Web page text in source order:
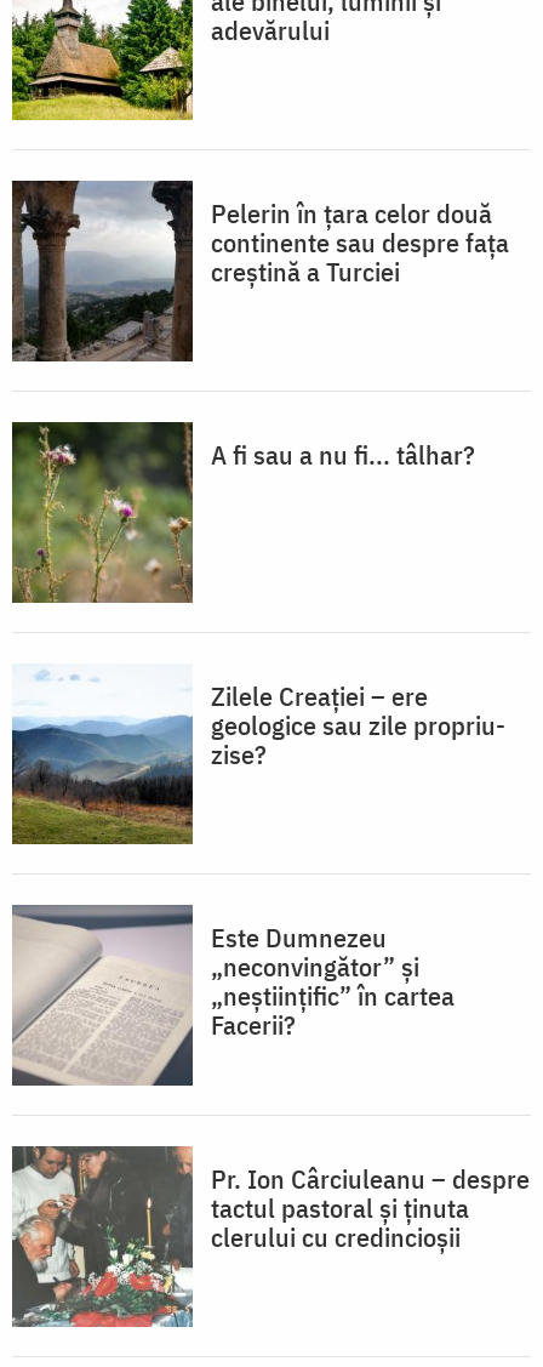
adevărului
Pelerin în țara celor două
continente sau despre fața
creștină a Turciei
A fi sau a nu fi... tâlhar?
Zilele Creației – ere
geologice sau zile propriu-
zise?
Este Dumnezeu
„neconvingător” și
„neștiințific” în cartea
Facerii?
Pr. Ion Cârciuleanu – despre
tactul pastoral și ținuta
clerului cu credincioșii